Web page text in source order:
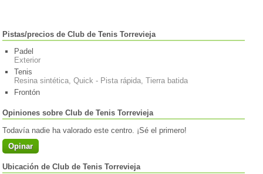
Pistas/precios de Club de Tenis Torrevieja
Padel
Exterior
Tenis
Resina sintética, Quick - Pista rápida, Tierra batida
Frontón
Opiniones sobre Club de Tenis Torrevieja
Todavía nadie ha valorado este centro. ¡Sé el primero!
Opinar
Ubicación de Club de Tenis Torrevieja